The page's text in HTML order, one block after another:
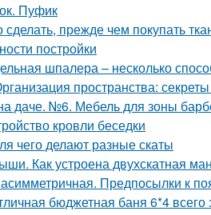
Пуфик
прежде чем покупать
постройки
шпалера – несколько
пространства:
даче. №6. Мебель для зоны
кровли беседки
чего делают разные скаты
Как устроена двухскатная
Предпосылки к
бюджетная баня 6*4 всего